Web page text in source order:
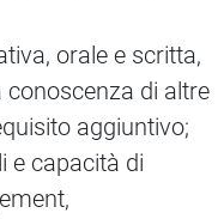
orale e scritta,
conoscenza di altre
aggiuntivo;
e capacità di